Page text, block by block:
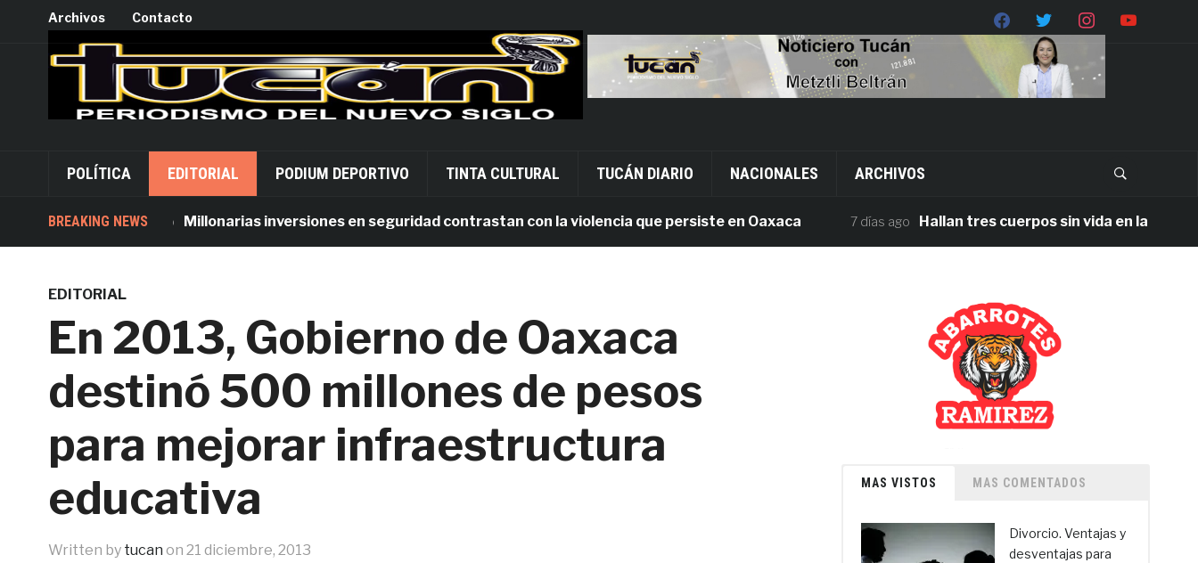
Archivos Contacto
POLÍTICA EDITORIAL PODIUM DEPORTIVO TINTA CULTURAL TUCÁN DIARIO NACIONALES ARCHIVOS
BREAKING NEWSMillonarias inversiones en seguridad contrastan con la violencia que persiste en Oaxaca 7 días ago Hallan tres cuerpos sin vida en la carretera
EDITORIAL
En 2013, Gobierno de Oaxaca
destinó 500 millones de pesos
para mejorar infraestructura
educativa
Written by tucan on 21 diciembre, 2013
MAS VISTOS MAS COMENTADOS
Divorcio. Ventajas y
desventajas para